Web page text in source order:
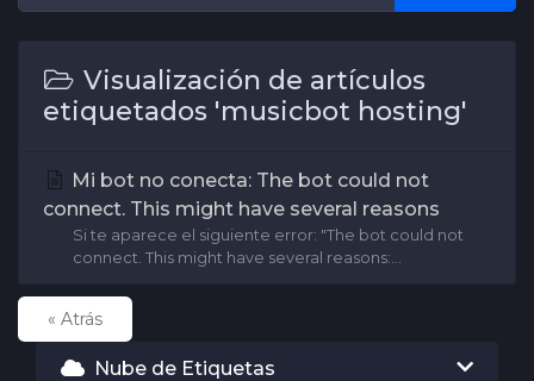
Visualización de artículos
etiquetados 'musicbot hosting'
Mi bot no conecta: The bot could not
connect. This might have several reasons
Si te aparece el siguiente error: "The bot could not
connect. This might have several reasons:...
« Atrás
Nube de Etiquetas